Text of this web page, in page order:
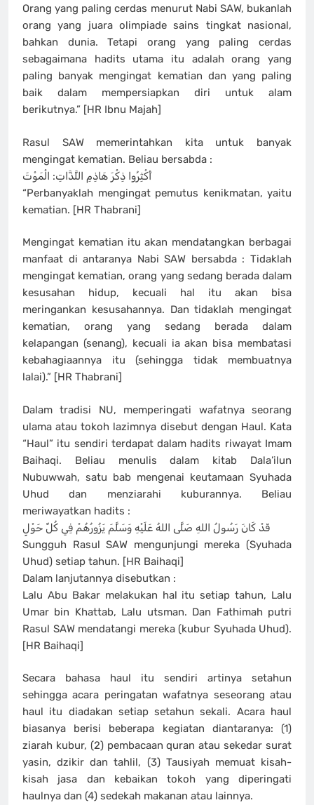
Orang yang paling cerdas menurut Nabi SAW, bukanlah
orang yang juara olimpiade sains tingkat nasional,
bahkan dunia. Tetapi orang yang paling cerdas
sebagaimana hadits utama itu adalah orang yang
paling banyak mengingat kematian dan yang paling
baik dalam mempersiapkan diri untuk alam
berikutnya.” [HR Ibnu Majah]
Rasul SAW memerintahkan kita untuk banyak
mengingat kematian. Beliau bersabda :
أَكْثِرُوا ذِكْرَ هَاذِمِ اللَّذَّاتِ: الْمَوْتَ
“Perbanyaklah mengingat pemutus kenikmatan, yaitu
kematian. [HR Thabrani]
Mengingat kematian itu akan mendatangkan berbagai
manfaat di antaranya Nabi SAW bersabda : Tidaklah
mengingat kematian, orang yang sedang berada dalam
kesusahan hidup, kecuali hal itu akan bisa
meringankan kesusahannya. Dan tidaklah mengingat
kematian, orang yang sedang berada dalam
kelapangan (senang), kecuali ia akan bisa membatasi
kebahagiaannya itu (sehingga tidak membuatnya
lalai).” [HR Thabrani]
Dalam tradisi NU, memperingati wafatnya seorang
ulama atau tokoh lazimnya disebut dengan Haul. Kata
“Haul” itu sendiri terdapat dalam hadits riwayat Imam
Baihaqi. Beliau menulis dalam kitab Dala’ilun
Nubuwwah, satu bab mengenai keutamaan Syuhada
Uhud dan menziarahi kuburannya. Beliau
meriwayatkan hadits :
قَدْ كَانَ رَسُولُ اللهِ صَلَّى اللهُ عَلَيْهِ وَسَلَّمَ يَزُورُهُمْ فِي كُلِّ حَوْلٍ
Sungguh Rasul SAW mengunjungi mereka (Syuhada
Uhud) setiap tahun. [HR Baihaqi]
Dalam lanjutannya disebutkan :
Lalu Abu Bakar melakukan hal itu setiap tahun, Lalu
Umar bin Khattab, Lalu utsman. Dan Fathimah putri
Rasul SAW mendatangi mereka (kubur Syuhada Uhud).
[HR Baihaqi]
Secara bahasa haul itu sendiri artinya setahun
sehingga acara peringatan wafatnya seseorang atau
haul itu diadakan setiap setahun sekali. Acara haul
biasanya berisi beberapa kegiatan diantaranya: (1)
ziarah kubur, (2) pembacaan quran atau sekedar surat
yasin, dzikir dan tahlil, (3) Tausiyah memuat kisah-
kisah jasa dan kebaikan tokoh yang diperingati
haulnya dan (4) sedekah makanan atau lainnya.